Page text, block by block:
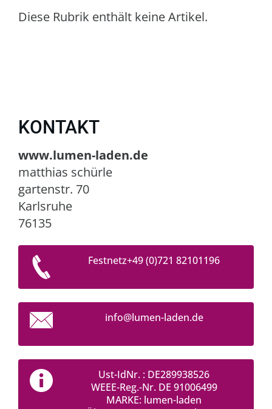
Diese Rubrik enthält keine Artikel.
KONTAKT
www.lumen-laden.de
matthias schürle
gartenstr. 70
Karlsruhe
76135
Festnetz+49 (0)721 82101196
info@lumen-laden.de
Ust-IdNr. : DE289938526
WEEE-Reg.-Nr. DE 91006499
MARKE: lumen-laden